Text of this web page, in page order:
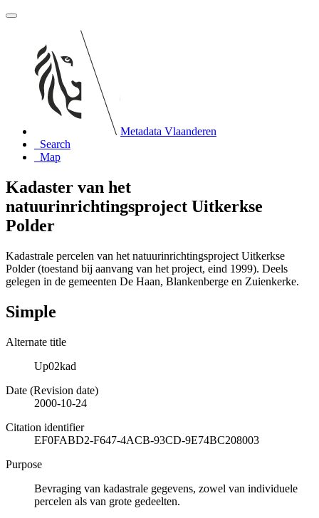
Metadata Vlaanderen
Search
Map
Kadaster van het
natuurinrichtingsproject Uitkerkse
Polder
Kadastrale percelen van het natuurinrichtingsproject Uitkerkse
Polder (toestand bij aanvang van het project, eind 1999). Deels
gelegen in de gemeenten De Haan, Blankenberge en Zuienkerke.
Simple
Alternate title
Up02kad
Date (Revision date)
2000-10-24
Citation identifier
EF0FABD2-F647-4ACB-93CD-9E74BC208003
Purpose
Bevraging van kadastrale gegevens, zowel van individuele
percelen als van grote gedeelten.